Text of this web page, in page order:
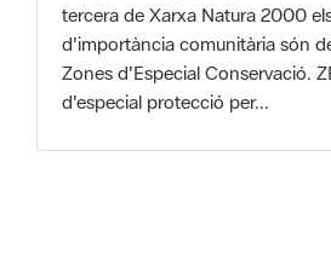
d'especial protecció per...